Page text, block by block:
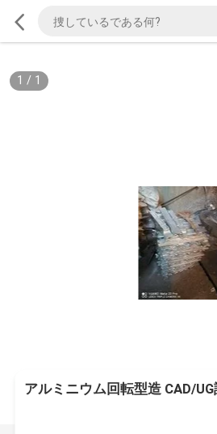
1 / 1
アルミニウム回転型造 CAD/